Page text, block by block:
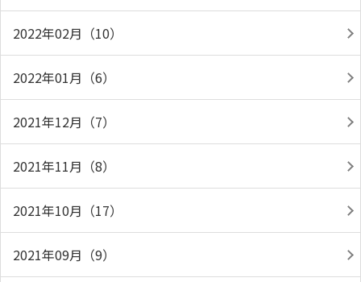
2022年02月（10）
2022年01月（6）
2021年12月（7）
2021年11月（8）
2021年10月（17）
2021年09月（9）